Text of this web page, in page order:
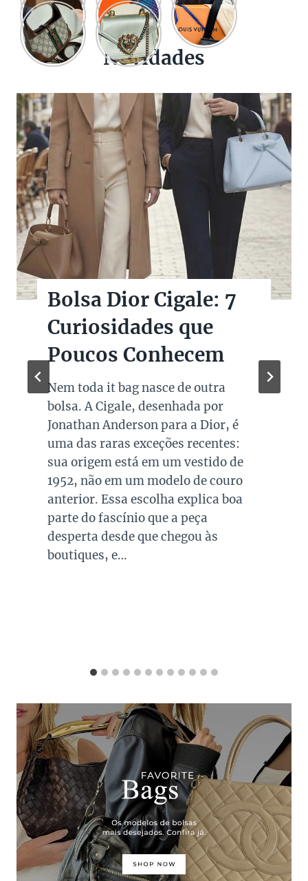
Novidades
Bolsas Pretas de
Marcas de Luxo na
Super Sale dos Pais
Quando falamos de cores de bolsas,
os modelos em preto são os mais
queridos e tradicionais, estando
presente no guarda roupa de quase
todas as mulheres. Esta é uma cor
versátil, clássica e atemporal e
investir em peças neste tom garante
combinações para quase todo look
que usamos, sejam eles para
ocasiões casuais ou mais…